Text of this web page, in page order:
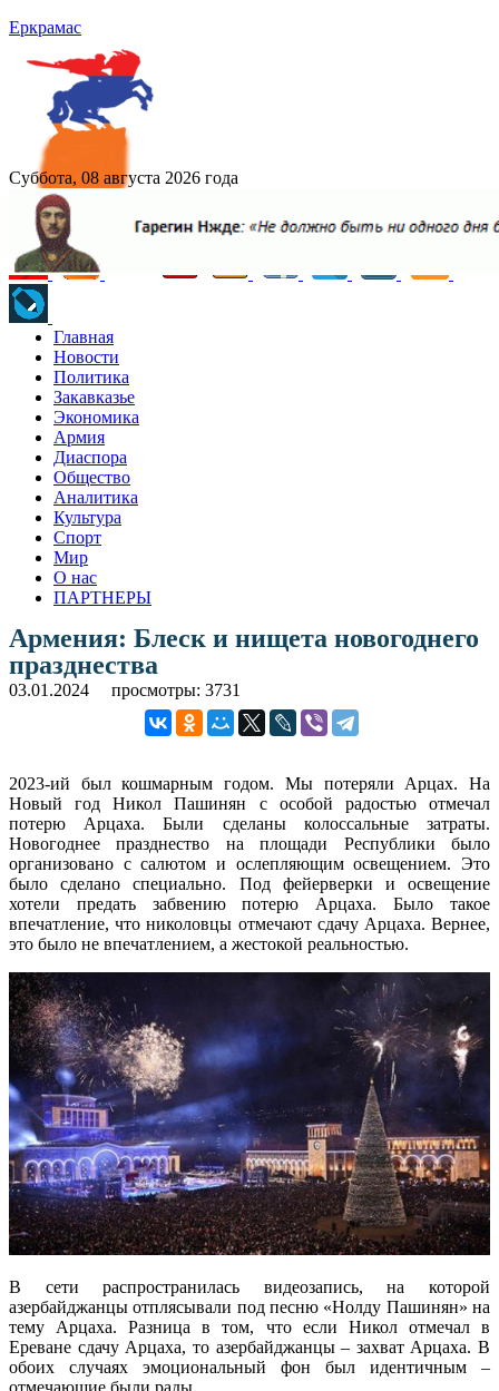
Еркрамас
Суббота, 08 августа 2026 года
Главная
Новости
Политика
Закавказье
Экономика
Армия
Диаспора
Общество
Аналитика
Культура
Спорт
Мир
О нас
ПАРТНЕРЫ
Армения: Блеск и нищета новогоднего
празднества
03.01.2024 просмотры: 3731
2023-ий был кошмарным годом. Мы потеряли Арцах. На
Новый год Никол Пашинян с особой радостью отмечал
потерю Арцаха. Были сделаны колоссальные затраты.
Новогоднее празднество на площади Республики было
организовано с салютом и ослепляющим освещением. Это
было сделано специально. Под фейерверки и освещение
хотели предать забвению потерю Арцаха. Было такое
впечатление, что николовцы отмечают сдачу Арцаха. Вернее,
это было не впечатлением, а жестокой реальностью.
В сети распространилась видеозапись, на которой
азербайджанцы отплясывали под песню «Нолду Пашинян» на
тему Арцаха. Разница в том, что если Никол отмечал в
Ереване сдачу Арцаха, то азербайджанцы – захват Арцаха. В
обоих случаях эмоциональный фон был идентичным –